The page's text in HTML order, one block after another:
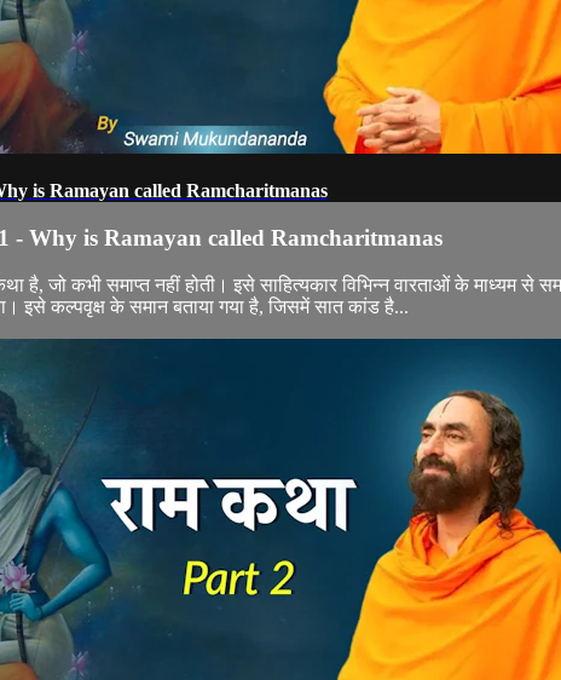
is Ramayan called Ramcharitmanas
- Why is Ramayan called Ramcharitmanas
है, जो कभी समाप्त नहीं होती। इसे साहित्यकार विभिन्न वारताओं के माध्यम
इसे कल्पवृक्ष के समान बताया गया है, जिसमें सात कांड है...